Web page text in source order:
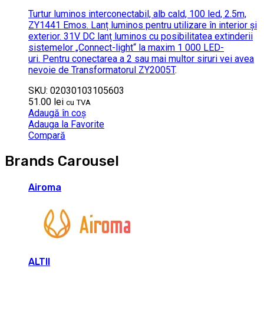
Turtur luminos interconectabil, alb cald, 100 led, 2.5m,
ZY1441 Emos. Lanț luminos pentru utilizare în interior și
exterior. 31V DC lanț luminos cu posibilitatea extinderii
sistemelor „Connect-light“ la maxim 1 000 LED-
uri. Pentru conectarea a 2 sau mai multor siruri vei avea
nevoie de Transformatorul ZY2005T.
SKU: 02030103105603
51.00 lei cu TVA
Adaugă în coș
Adauga la Favorite
Compară
Brands Carousel
Airoma
ALTII